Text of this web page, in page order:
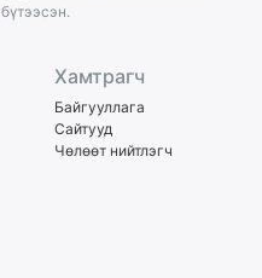
бүтээсэн.
Хамтрагч
Байгууллага
Сайтууд
Чөлөөт нийтлэгч